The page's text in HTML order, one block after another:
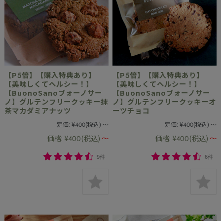
【P5倍】【購入特典あり】
【美味しくてヘルシー！】
【BuonoSanoブォーノサー
ノ】グルテンフリークッキー抹
茶マカダミアナッツ
定価: ¥400(税込) ～
価格: ¥400(税込) ～
9件
【P5倍】【購入特典あり】
【美味しくてヘルシー！】
【BuonoSanoブォーノサー
ノ】グルテンフリークッキーオ
ーツチョコ
定価: ¥400(税込) ～
価格: ¥400(税込) ～
6件